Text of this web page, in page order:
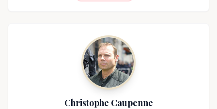
Christophe Caupenne